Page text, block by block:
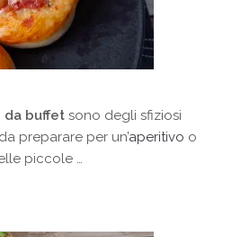
da buffet sono degli sfiziosi
preparare per un’aperitivo o
piccole …